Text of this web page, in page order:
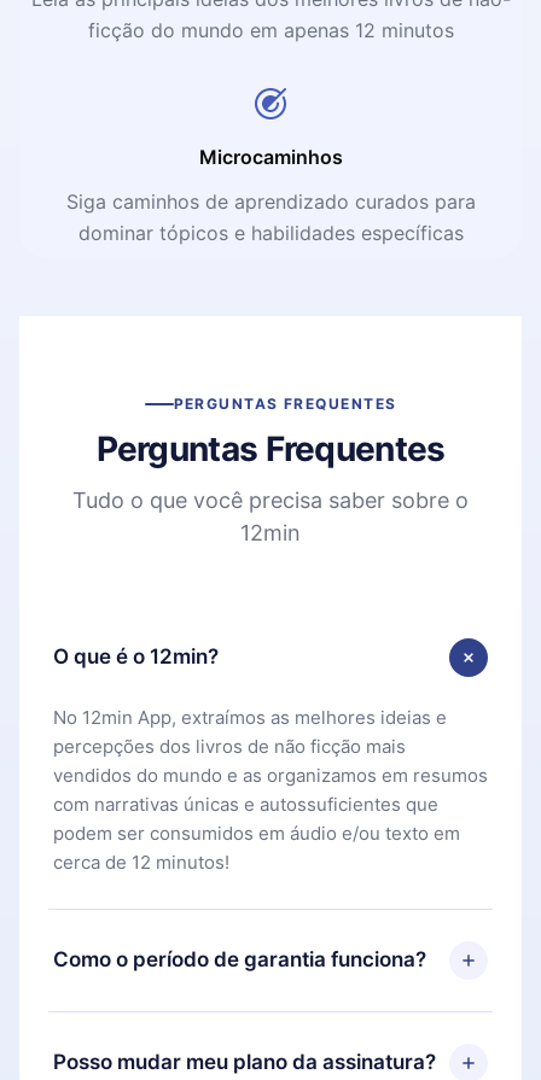
ficção do mundo em apenas 12 minutos
Microcaminhos
Siga caminhos de aprendizado curados para
dominar tópicos e habilidades específicas
PERGUNTAS FREQUENTES
Perguntas Frequentes
Tudo o que você precisa saber sobre o
12min
O que é o 12min?
No 12min App, extraímos as melhores ideias e
percepções dos livros de não ficção mais
vendidos do mundo e as organizamos em resumos
com narrativas únicas e autossuficientes que
podem ser consumidos em áudio e/ou texto em
cerca de 12 minutos!
Como o período de garantia funciona?
Você pode baixar nosso aplicativo e começar a
aproveitar nossa biblioteca. Se por algum motivo
Posso mudar meu plano da assinatura?